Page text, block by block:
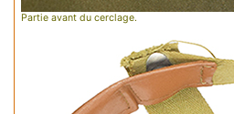
Partie avant du cerclage.